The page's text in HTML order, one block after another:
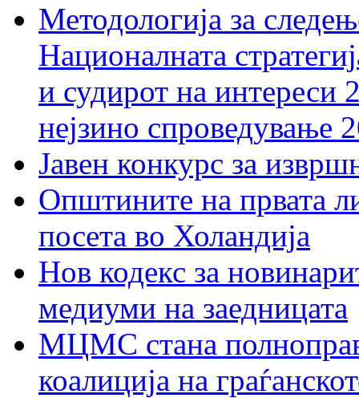
Методологија за
Националната
и судирот на интереси
нејзино спроведување
Јавен конкурс за
Општините на првата
посета во Холандија
Нов кодекс за
медиуми на заедницата
МЦМС стана
коалиција на